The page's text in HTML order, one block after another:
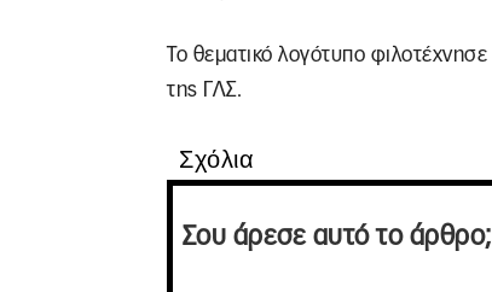
Το θεματικό λογότυπο
της ΓΛΣ.
Σχόλια
Σου άρεσε αυτό το άρθρο;